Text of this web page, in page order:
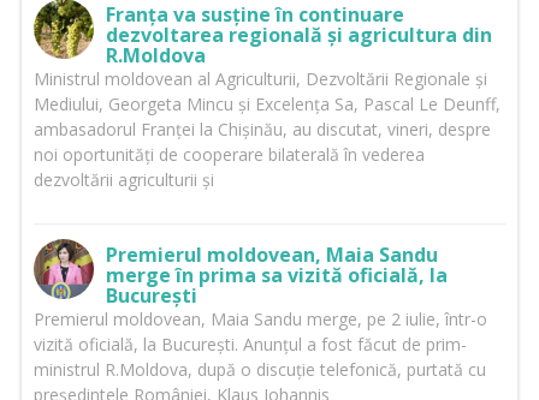
Franța va susține în continuare
dezvoltarea regională și agricultura din
R.Moldova
Ministrul moldovean al Agriculturii, Dezvoltării Regionale și
Mediului, Georgeta Mincu și Excelența Sa, Pascal Le Deunff,
ambasadorul Franței la Chișinău, au discutat, vineri, despre
noi oportunități de cooperare bilaterală în vederea
dezvoltării agriculturii și
Premierul moldovean, Maia Sandu
merge în prima sa vizită oficială, la
București
Premierul moldovean, Maia Sandu merge, pe 2 iulie, într-o
vizită oficială, la București. Anunțul a fost făcut de prim-
ministrul R.Moldova, după o discuție telefonică, purtată cu
președintele României, Klaus Iohannis